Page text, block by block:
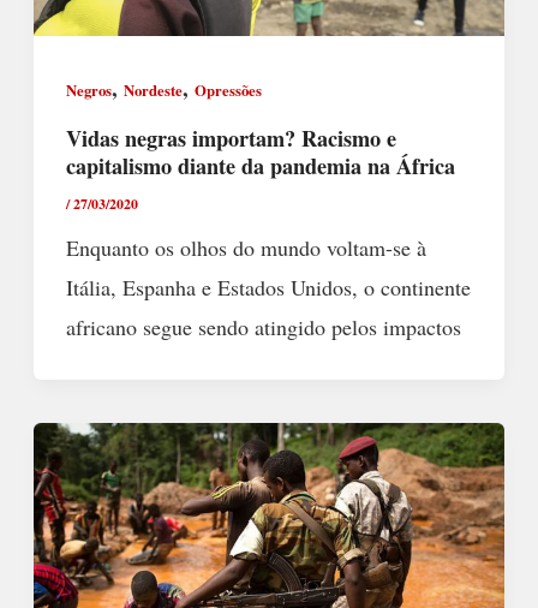
Negros, Nordeste, Opressões
Vidas negras importam? Racismo e
capitalismo diante da pandemia na África
/27/03/2020
Enquanto os olhos do mundo voltam-se à
Itália, Espanha e Estados Unidos, o continente
africano segue sendo atingido pelos impactos